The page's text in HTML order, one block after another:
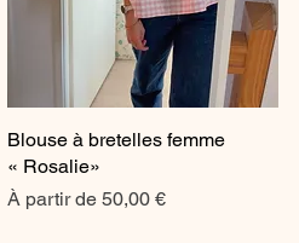
Aperçu rapide
Blouse à bretelles femme
« Rosalie»
À partir de 50,00 €
Prix promotionnel